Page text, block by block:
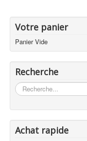
Votre panier
Panier Vide
Recherche
...
Achat rapide